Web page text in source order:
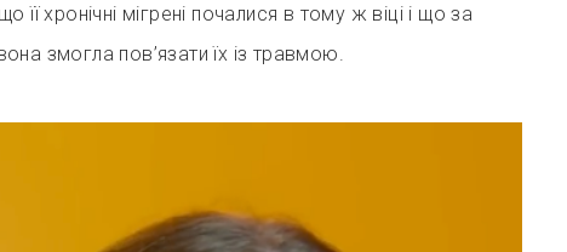
хронічні мігрені почалися в тому ж віці і що за
змогла пов’язати їх із травмою.